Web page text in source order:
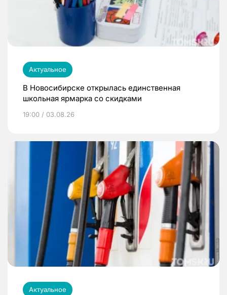
Актуальное
В Новосибирске открылась единственная
школьная ярмарка со скидками
19:00 / 03.08.26
Актуальное